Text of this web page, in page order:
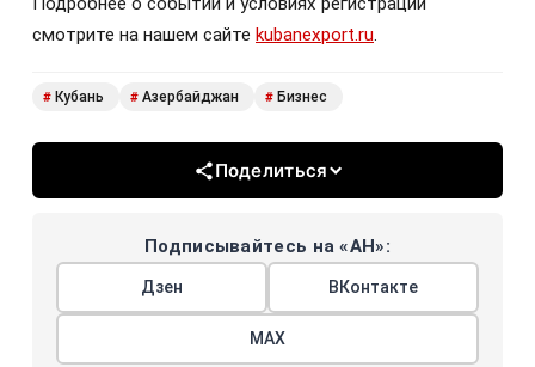
смотрите на нашем сайте kubanexport.ru.
# Кубань # Азербайджан # Бизнес
Поделиться
Подписывайтесь на «АН»:
Дзен ВКонтакте
МАХ